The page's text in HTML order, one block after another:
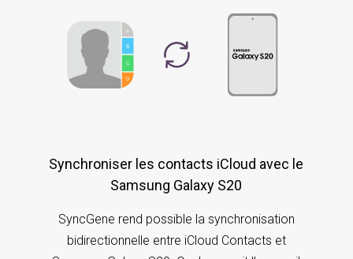
Synchroniser les contacts iCloud avec le
Samsung Galaxy S20
SyncGene rend possible la synchronisation
bidirectionnelle entre iCloud Contacts et